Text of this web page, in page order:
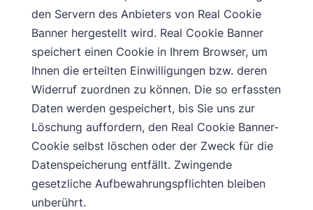
den Servern des Anbieters von Real Cookie
Banner hergestellt wird. Real Cookie Banner
speichert einen Cookie in Ihrem Browser, um
Ihnen die erteilten Einwilligungen bzw. deren
Widerruf zuordnen zu können. Die so erfassten
Daten werden gespeichert, bis Sie uns zur
Löschung auffordern, den Real Cookie Banner-
Cookie selbst löschen oder der Zweck für die
Datenspeicherung entfällt. Zwingende
gesetzliche Aufbewahrungspflichten bleiben
unberührt.